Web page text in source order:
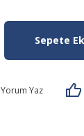
Sepete
Yorum Yaz